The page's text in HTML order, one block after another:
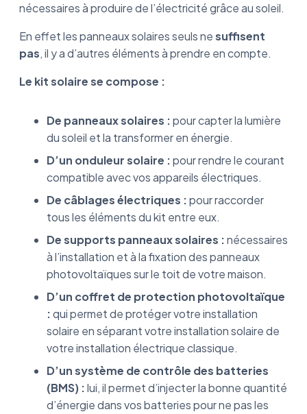
nécessaires à produire de l’électricité grâce au soleil.
En effet les panneaux solaires seuls nesuffisent
pas, il y a d’autres éléments à prendre en compte.
Le kit solaire se compose :
De panneaux solaires :pour capter la lumière
du soleil et la transformer en énergie.
D’un onduleur solaire :pour rendre le courant
compatible avec vos appareils électriques.
De câblages électriques :pour raccorder
tous les éléments du kit entre eux.
De supports panneaux solaires :nécessaires
à l’installation et à la fixation des panneaux
photovoltaïques sur le toit de votre maison.
D’un coffret de protection photovoltaïque
:qui permet de protéger votre installation
solaire en séparant votre installation solaire de
votre installation électrique classique.
D’un système de contrôle des batteries
(BMS) :lui, il permet d’injecter la bonne quantité
d’énergie dans vos batteries pour ne pas les